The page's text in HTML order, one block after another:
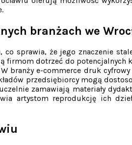
branżach we
sprawia, że jego znaczenie
dotrzeć do potencjalnych
branży e-commerce druk
przedsiębiorcy mogą
zamawiają materiały
artystom reprodukcję ich